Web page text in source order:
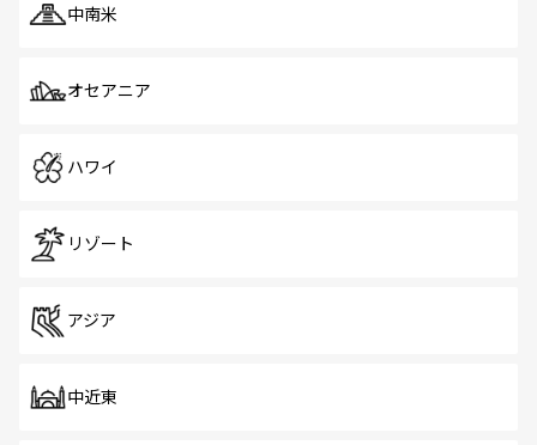
中南米
オセアニア
ハワイ
リゾート
アジア
中近東